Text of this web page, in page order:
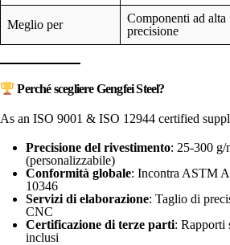
Meglio per
Componenti ad alta
precisione
Perché scegliere Gengfei Steel?
As an ISO 9001 & ISO 12944 certified
Precisione del rivestimento: 25-300 g/
(personalizzabile)
Conformità globale: Incontra ASTM
10346
Servizi di elaborazione: Taglio di
CNC
Certificazione di terze parti: Rapporti
inclusi